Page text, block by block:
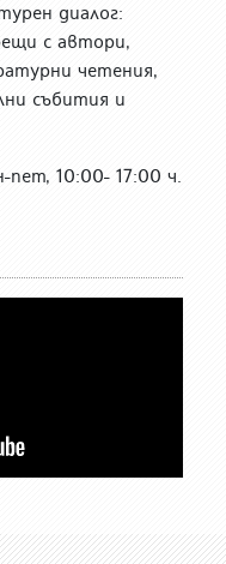
диалог:
с автори,
четения,
събития и
10:00- 17:00 ч.